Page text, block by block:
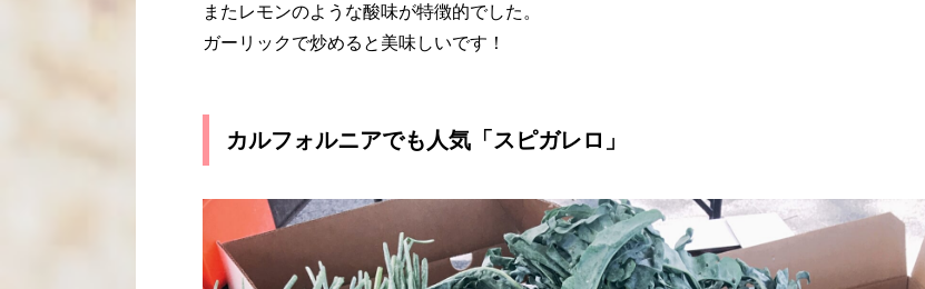
またレモンのような酸味が特徴的でした。
ガーリックで炒めると美味しいです！
カルフォルニアでも人気「スピガレロ」